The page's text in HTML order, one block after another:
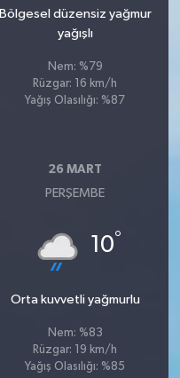
Bölgesel düzensiz yağmur
yağışlı
Nem: %79
Rüzgar: 16 km/h
Yağış Olasılığı: %87
26 MART
PERŞEMBE
10°
Orta kuvvetli yağmurlu
Nem: %83
Rüzgar: 19 km/h
Yağış Olasılığı: %85